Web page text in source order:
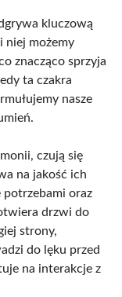
kluczową
niej możemy
znacząco sprzyja
ta czakra
nasze
czują się
na jakość ich
potrzebami oraz
drzwi do
strony,
do lęku przed
na interakcje z